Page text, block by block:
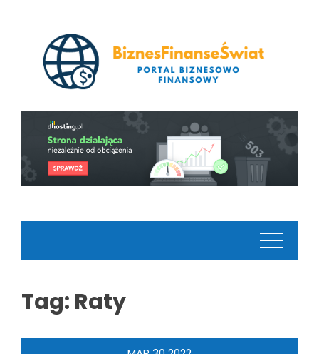
Tag: Raty